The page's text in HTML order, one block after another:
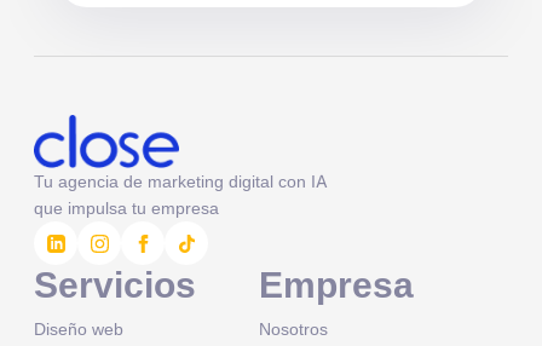
Tu agencia de marketing digital con IA
que impulsa tu empresa
Servicios
Diseño web
Empresa
Nosotros